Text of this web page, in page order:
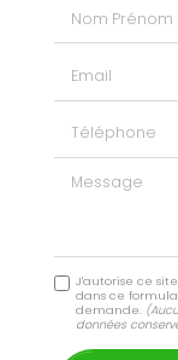
Message
J'autorise ce
dans ce
demande.
données